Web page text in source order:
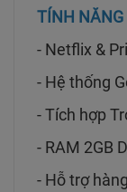
TÍNH
- Netflix &
- Hệ thống
- Tích hợp
- RAM 2GB
- Hỗ trợ